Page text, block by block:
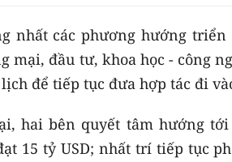
nhất các phương hướng
mại, đầu tư, khoa học - công
để tiếp tục đưa hợp tác đi
hai bên quyết tâm hướng
15 tỷ USD; nhất trí tiếp tục